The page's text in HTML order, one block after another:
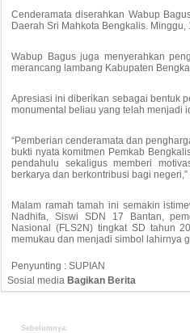
Cenderamata diserahkan Wabup
Daerah Sri Mahkota Bengkalis. Minggu,
Wabup Bagus juga menyerahkan
merancang lambang Kabupaten
Apresiasi ini diberikan sebagai bentuk
monumental beliau yang telah menjadi
“Pemberian cenderamata dan
bukti nyata komitmen Pemkab
pendahulu sekaligus memberi
berkarya dan berkontribusi bagi
Malam ramah tamah ini semakin
Nadhifa, Siswi SDN 17 Bantan,
Nasional (FLS2N) tingkat SD tahun
memukau dan menjadi simbol lahirnya
Penyunting : SUPIAN
Sosial media Bagikan Berita
Sebelumnya: